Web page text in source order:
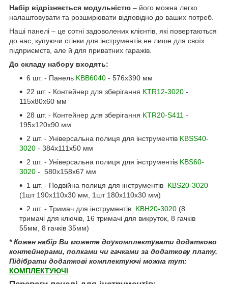
Набір відрізняється модульністю – його можна легко
налаштовувати та розширювати відповідно до ваших потреб.
Наші панелі – це сотні задоволених клієнтів, які повертаються
до нас, купуючи стінки для інструментів не лише для своїх
підприємств, але й для приватних гаражів.
До складу набору входять:
6 шт. - Панель KBB6040 - 576x390 мм
22 шт. - Контейнер для зберігання KTR12-3020 -
115х80x60 мм
28 шт. - Контейнер для зберігання KTR20-S411 -
195x120х90 мм
2 шт. - Універсальна полиця для інструментів KBSS40-
3020 - 384x111х50 мм
2 шт. - Універсальна полиця для інструментів KBS60-
3020 - 580х158х67 мм
1 шт. - Подвійна полиця для інструментів KBS20-3020
(1шт 190х110х30 мм, 1шт 180х110х30 мм)
2 шт. - Тримач для інструментів KBH20-3020 (8
тримачі для ключів, 16 тримачі для викруток, 8 гачків
55мм, 8 гачків 35мм)
* Кожен набір Ви можете доукомплектувати додатково
контейнерами, полками чи гачками за додаткову плату.
Підібрати додаткові комплектуючі можна тут:
КОМПЛЕКТУЮЧІ